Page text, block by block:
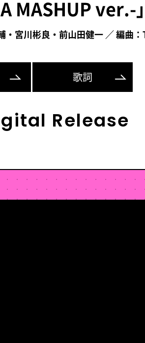
MASHUP ver.-」
・宮川彬良・前山田健一 ／ 編曲
歌詞
Release